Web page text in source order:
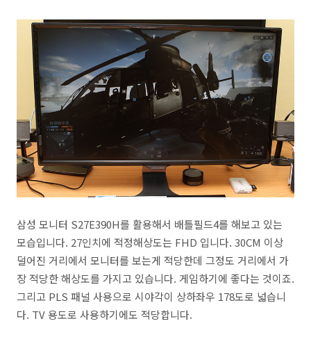
삼성 모니터 S27E390H를 활용해서 배틀필드4를 해보고 있는
모습입니다. 27인치에 적정해상도는 FHD 입니다. 30CM 이상
덜어진 거리에서 모니터를 보는게 적당한데 그정도 거리에서 가
장 적당한 해상도를 가지고 있습니다. 게임하기에 좋다는 것이죠.
그리고 PLS 패널 사용으로 시야각이 상하좌우 178도로 넓습니
다. TV 용도로 사용하기에도 적당합니다.